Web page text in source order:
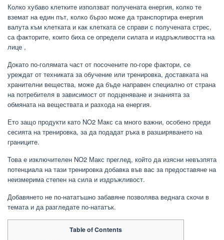
Колко хубаво клетките използват получената енергия, колко те
вземат на един път, колко бързо може да транспортира енергия
валута към клетката и как клетката се справи с получената стрес,
са факторите, които биха се определи силата и издръжливостта на
лице ,
Докато по-голямата част от посочените по-горе фактори, се
уреждат от техниката за обучение или тренировка, доставката на
хранителни вещества, може да бъде направен специално от страна
на потребителя в зависимост от подценяване и знанията за
обмяната на веществата и разхода на енергия.
Ето защо продукти като NO2 Макс са много важни, особено преди
сесията на тренировка, за да подадат ръка в разширяването на
границите.
Това е изключителен NO2 Макс преглед, който да изясни невъзпята
потенциала на тази тренировка добавка във вас за предоставяне на
неизмерима степен на сила и издръжливост.
Добавянето не по-нататъшно забавяне позволява веднага скочи в
темата и да разгледате по-нататък.
Table of Contents